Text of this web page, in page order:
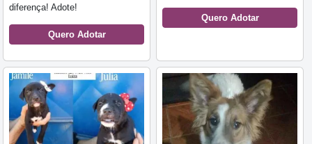
diferença! Adote!
Quero Adotar
Quero Adotar